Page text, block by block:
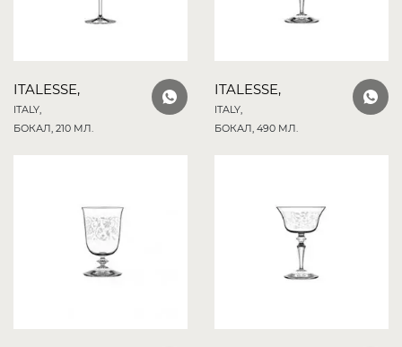
ITALESSE,
ITALY,
БОКАЛ, 210 МЛ.
ITALESSE,
ITALY,
БОКАЛ, 490 МЛ.